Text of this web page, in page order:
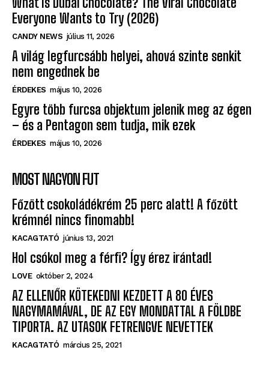
ÚJ CIKKEK
What Is Dubai Chocolate? The Viral Chocolate
Everyone Wants to Try (2026)
CANDY NEWS
A világ legfurcsább helyei, ahová szinte senkit
nem engednek be
május 10, 2026
– és a Pentagon sem tudja, mik ezek
MOST NAGYON FUT
Főzött csokoládékrém 25 perc alatt! A főzött
krémnél nincs finomabb!
Hol csókol meg a férfi? Így érez irántad!
LOVE október 2, 2024
AZ ELLENŐR KÖTEKEDNI KEZDETT A 80 ÉVES